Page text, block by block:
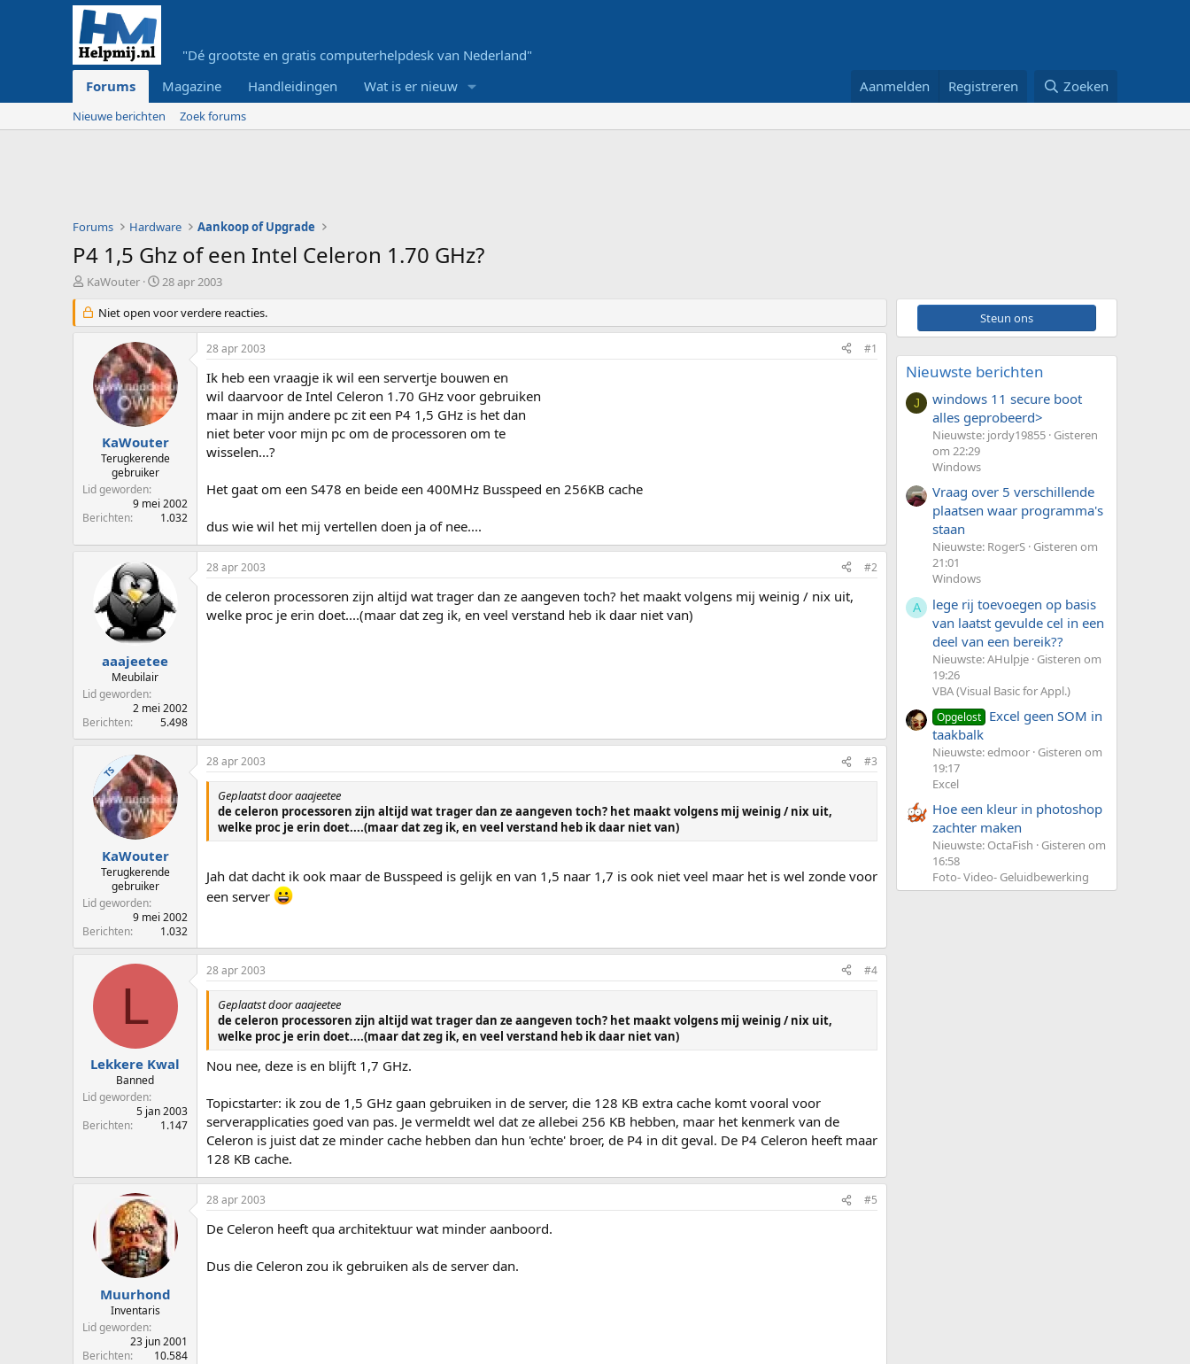
"Dé grootste en gratis computerhelpdesk van Nederland"
Forums
Magazine Handleidingen Wat is er nieuw Aanmelden Registreren Zoeken
Nieuwe berichten Zoek forums
Forums Hardware Aankoop of Upgrade
P4 1,5 Ghz of een Intel Celeron 1.70 GHz?
O
d
e
t
r
KaWouter
S
a
r
d
a
t
u
28 apr 2003
Niet open voor verdere reacties.
KaWouter
Terugkerende
gebruiker
Lid geworden
9 mei 2002
Berichten
1.032
28 apr 2003 #1
Ik heb een vraagje ik wil een servertje bouwen en
wil daarvoor de Intel Celeron 1.70 GHz voor gebruiken
maar in mijn andere pc zit een P4 1,5 GHz is het dan
niet beter voor mijn pc om de processoren om te
wisselen...?
Het gaat om een S478 en beide een 400MHz Busspeed en 256KB cache
dus wie wil het mij vertellen doen ja of nee....
aaajeetee
Meubilair
Lid geworden
2 mei 2002
Berichten
5.498
28 apr 2003 #2
de celeron processoren zijn altijd wat trager dan ze aangeven toch? het maakt volgens mij weinig / nix uit,
welke proc je erin doet....(maar dat zeg ik, en veel verstand heb ik daar niet van)
TS
KaWouter
Terugkerende
gebruiker
Lid geworden
9 mei 2002
Berichten
1.032
28 apr 2003 #3
Geplaatst door aaajeetee
de celeron processoren zijn altijd wat trager dan ze aangeven toch? het maakt volgens mij weinig / nix uit,
welke proc je erin doet....(maar dat zeg ik, en veel verstand heb ik daar niet van)
Jah dat dacht ik ook maar de Busspeed is gelijk en van 1,5 naar 1,7 is ook niet veel maar het is wel zonde voor
een server
L
Lekkere Kwal
Banned
Lid geworden
5 jan 2003
Berichten
1.147
28 apr 2003 #4
Geplaatst door aaajeetee
de celeron processoren zijn altijd wat trager dan ze aangeven toch? het maakt volgens mij weinig / nix uit,
welke proc je erin doet....(maar dat zeg ik, en veel verstand heb ik daar niet van)
Nou nee, deze is en blijft 1,7 GHz.
Topicstarter: ik zou de 1,5 GHz gaan gebruiken in de server, die 128 KB extra cache komt vooral voor
serverapplicaties goed van pas. Je vermeldt wel dat ze allebei 256 KB hebben, maar het kenmerk van de
Celeron is juist dat ze minder cache hebben dan hun 'echte' broer, de P4 in dit geval. De P4 Celeron heeft maar
128 KB cache.
Muurhond
Inventaris
Lid geworden
23 jun 2001
Berichten
10.584
28 apr 2003 #5
De Celeron heeft qua architektuur wat minder aanboord.
Dus die Celeron zou ik gebruiken als de server dan.
Steun ons
Nieuwste berichten
J
windows 11 secure boot
alles geprobeerd>
Nieuwste: jordy19855 Gisteren
om 22:29
Windows
Vraag over 5 verschillende
plaatsen waar programma's
staan
Nieuwste: RogerS Gisteren om
21:01
Windows
A
lege rij toevoegen op basis
van laatst gevulde cel in een
deel van een bereik??
Nieuwste: AHulpje Gisteren om
19:26
VBA (Visual Basic for Appl.)
Opgelost Excel geen SOM in
taakbalk
Nieuwste: edmoor Gisteren om
19:17
Excel
Hoe een kleur in photoshop
zachter maken
Nieuwste: OctaFish
Gisteren om
16:58
Foto- Video- Geluidbewerking